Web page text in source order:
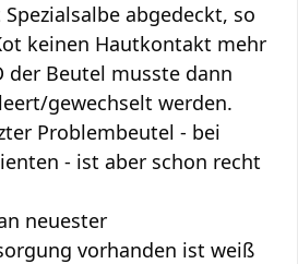
abgedeckt, so
keinen Hautkontakt mehr
der Beutel musste dann
gewechselt werden.
Problembeutel - bei
- ist aber schon recht
neuester
vorhanden ist weiß